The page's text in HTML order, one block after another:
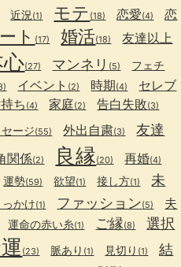
近況 (1) モテ (18) 恋愛(4)
恋
ト (17) 婚活(18)
友達以上
(27) マンネリ (5) フェチ
イベント (2) 時期(4)
セレブ
ち (4) 家庭(2) 告白失敗(3)
セージ(55) 外出自粛(3) 友達
関係(2) 良縁(20) 再婚(4)
運勢(59) 欲望(1) 接し方(1)
未
っかけ(1) ファッション(5)
夫
運命の赤い糸(1) ご縁(8)
選択
(23) 脈あり (1) 見切り (1)
結